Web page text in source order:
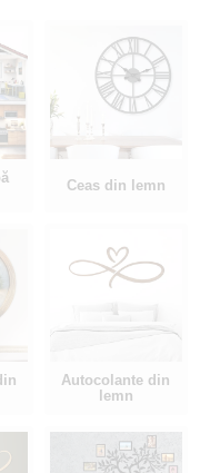
Ceas din lemn
Autocolante din
lemn